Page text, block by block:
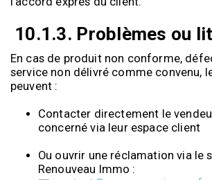
10.1.3. Problèmes ou
En cas de produit non conforme,
service non délivré comme convenu,
peuvent :
Contacter directement le
concerné via leur espace client
Ou ouvrir une réclamation via le
Renouveau Immo :